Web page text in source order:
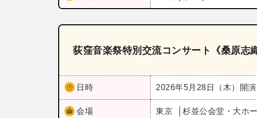
荻窪音楽祭特別交流コンサート《桑原志
日時 2026年5月28日（木） 開
会場 東京 杉並公会堂・大ホ